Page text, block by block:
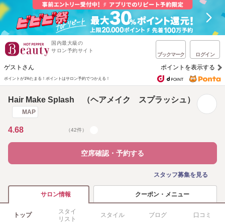
国内最大級の
サロン予約サイト
ブックマーク ログイン
ゲストさん ポイントを表示する
ポイントが1%たまる！ ポイントはサロン予約でつかえる！
Hair Make Splash （ヘアメイク スプラッシュ）
MAP
4.68 （42件）
空席確認・予約する
スタッフ募集を見る
サロン情報 クーポン・メニュー
トップ
スタイ
リスト
スタイル ブログ 口コミ